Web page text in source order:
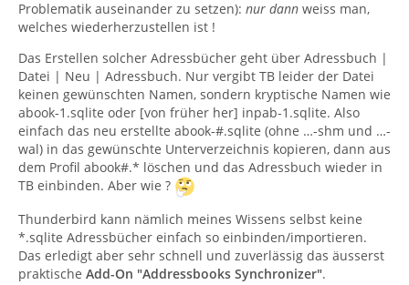
Problematik auseinander zu setzen): nur dann weiss man,
welches wiederherzustellen ist !
Das Erstellen solcher Adressbücher geht über Adressbuch |
Datei | Neu | Adressbuch. Nur vergibt TB leider der Datei
keinen gewünschten Namen, sondern kryptische Namen wie
abook-1.sqlite oder [von früher her] inpab-1.sqlite. Also
einfach das neu erstellte abook-#.sqlite (ohne …-shm und …-
wal) in das gewünschte Unterverzeichnis kopieren, dann aus
dem Profil abook#.* löschen und das Adressbuch wieder in
TB einbinden. Aber wie ?
Thunderbird kann nämlich meines Wissens selbst keine
*.sqlite Adressbücher einfach so einbinden/importieren.
Das erledigt aber sehr schnell und zuverlässig das äusserst
praktische Add-On "Addressbooks Synchronizer".